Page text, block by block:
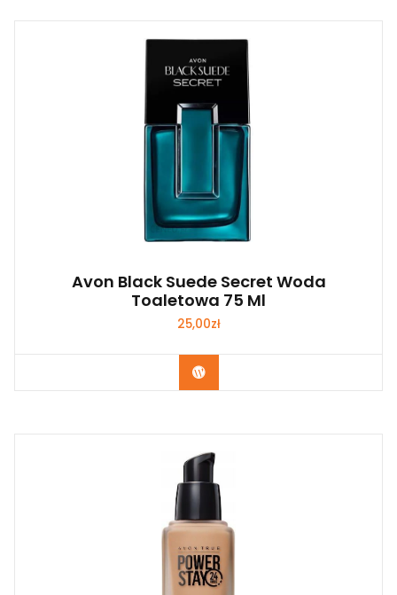
Avon Black Suede Secret Woda
Toaletowa 75 Ml
25,00zł
Zobacz